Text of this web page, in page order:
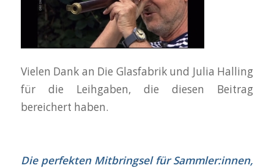
Vielen Dank an Die Glasfabrik und Julia Halling
für die Leihgaben, die diesen Beitrag
bereichert haben.
Die perfekten Mitbringsel für Sammler:innen,